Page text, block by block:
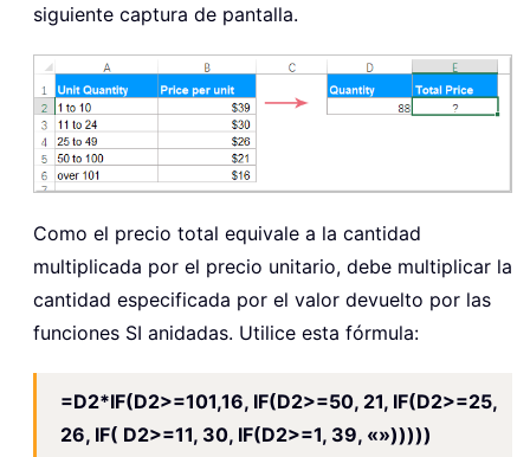
siguiente captura de pantalla.
Como el precio total equivale a la cantidad
multiplicada por el precio unitario, debe multiplicar la
cantidad especificada por el valor devuelto por las
funciones SI anidadas. Utilice esta fórmula:
=D2*IF(D2>=101,16, IF(D2>=50, 21, IF(D2>=25,
26, IF( D2>=11, 30, IF(D2>=1, 39, «»)))))